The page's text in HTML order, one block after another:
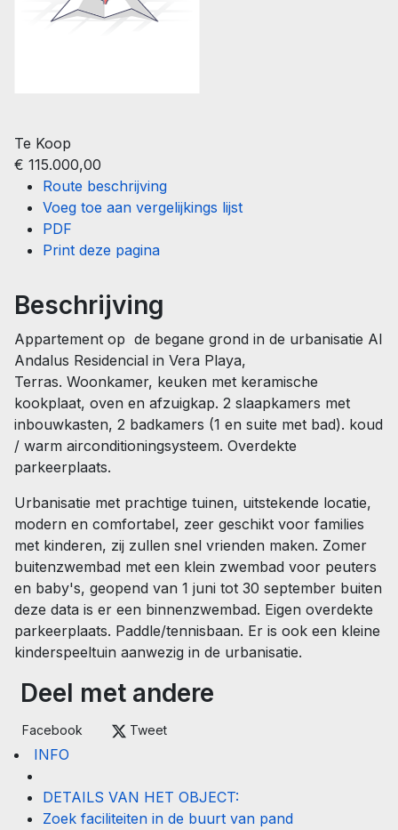
Te Koop
€ 115.000,00
Route beschrijving
Voeg toe aan vergelijkings lijst
PDF
Print deze pagina
Beschrijving
Appartement op de begane grond in de urbanisatie Al
Andalus Residencial in Vera Playa,
Terras. Woonkamer, keuken met keramische
kookplaat, oven en afzuigkap. 2 slaapkamers met
inbouwkasten, 2 badkamers (1 en suite met bad). koud
/ warm airconditioningsysteem. Overdekte
parkeerplaats.
Urbanisatie met prachtige tuinen, uitstekende locatie,
modern en comfortabel, zeer geschikt voor families
met kinderen, zij zullen snel vrienden maken. Zomer
buitenzwembad met een klein zwembad voor peuters
en baby's, geopend van 1 juni tot 30 september buiten
deze data is er een binnenzwembad. Eigen overdekte
parkeerplaats. Paddle/tennisbaan. Er is ook een kleine
kinderspeeltuin aanwezig in de urbanisatie.
Deel met andere
Facebook Tweet
INFO
DETAILS VAN HET OBJECT:
Zoek faciliteiten in de buurt van pand